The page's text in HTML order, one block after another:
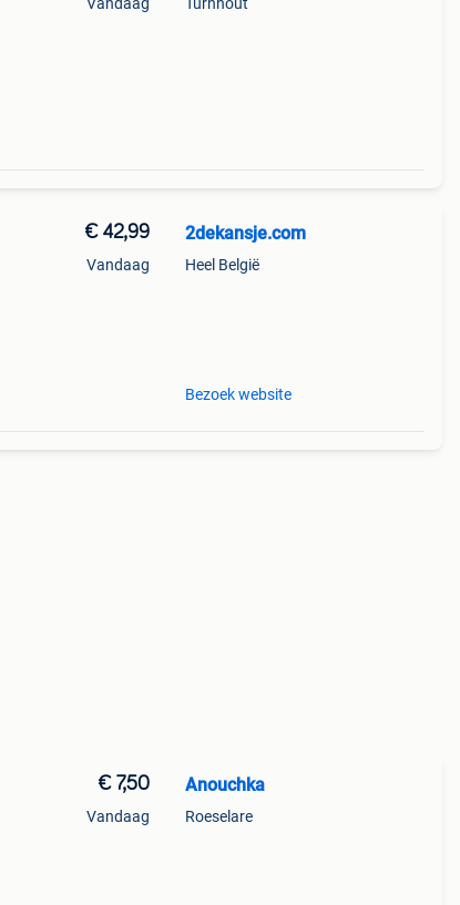
€ 42,99
Vandaag
2dekansje.com
Heel België
Bezoek website
€ 7,50
Vandaag
Anouchka
Roeselare